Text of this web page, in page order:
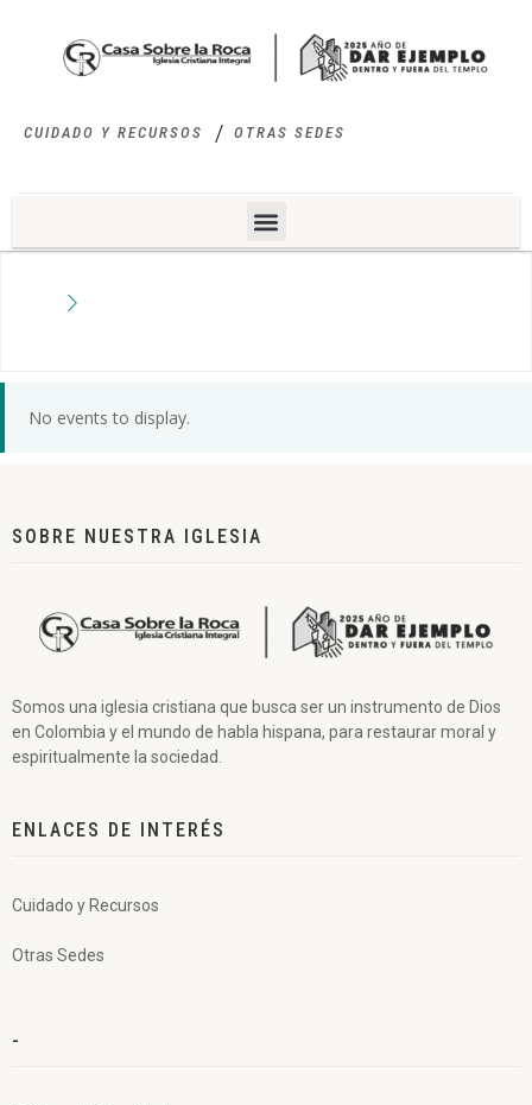
CUIDADO Y RECURSOS OTRAS SEDES
No events to display.
SOBRE NUESTRA IGLESIA
Somos una iglesia cristiana que busca ser un instrumento de Dios
en Colombia y el mundo de habla hispana, para restaurar moral y
espiritualmente la sociedad.
ENLACES DE INTERÉS
Cuidado y Recursos
Otras Sedes
-